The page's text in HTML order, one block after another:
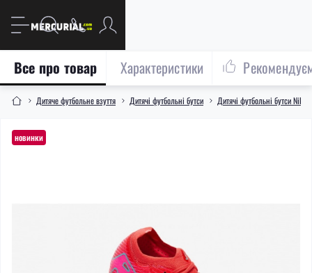
Дитяче футбольне взуття Дитячі футбольні бутси Дитячі футбольні бутси Nike
Все про товар Характеристики
новинки